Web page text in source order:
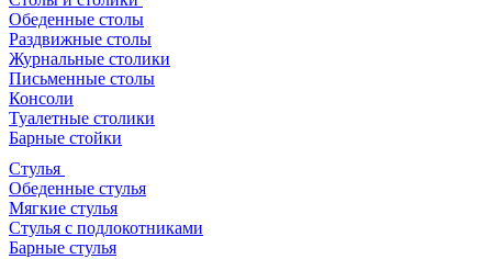
Обеденные столы
Раздвижные столы
Журнальные столики
Письменные столы
Консоли
Туалетные столики
Барные стойки
Стулья
Обеденные стулья
Мягкие стулья
Стулья с подлокотниками
Барные стулья